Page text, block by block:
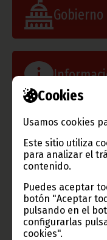
Cookies
Usamos cookies
Este sitio utiliza
para analizar el
contenido.
Puedes aceptar
botón "Aceptar
pulsando en el
configurarlas
cookies".
TVGE
Radio
Haz click